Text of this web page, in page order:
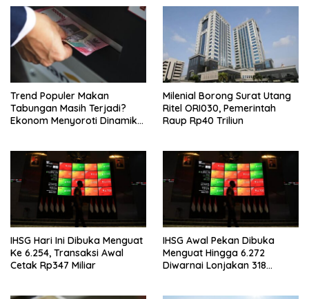
Trend Populer Makan
Tabungan Masih Terjadi?
Ekonom Menyoroti Dinamika
Milenial Borong Surat Utang
Ritel ORI030, Pemerintah
Raup Rp40 Triliun
IHSG Hari Ini Dibuka Menguat
Ke 6.254, Transaksi Awal
Cetak Rp347 Miliar
IHSG Awal Pekan Dibuka
Menguat Hingga 6.272
Diwarnai Lonjakan 318